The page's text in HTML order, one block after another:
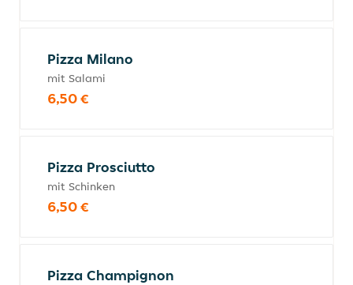
Pizza Milano
mit Salami
6,50 €
Pizza Prosciutto
mit Schinken
6,50 €
Pizza Champignon